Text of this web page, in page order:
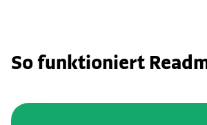
So funktioniert